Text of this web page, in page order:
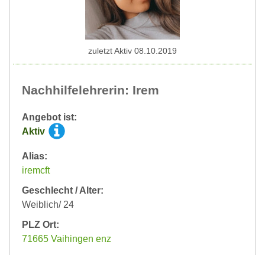
Nachhilfelehrerin: Irem
Angebot ist:
Aktiv
Alias:
iremcft
Geschlecht / Alter:
Weiblich/ 24
PLZ Ort:
71665 Vaihingen enz
zuletzt Aktiv 08.10.2019